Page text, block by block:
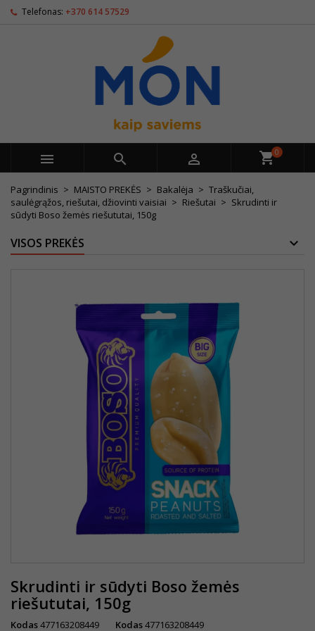
Telefonas: +370 614 57529
   0
Pagrindinis MAISTO PREKĖS Bakalėja
Traškučiai,
saulėgrąžos, riešutai, džiovinti vaisiai
Riešutai
Skrudinti ir
sūdyti Boso žemės riešututai, 150g
VISOS PREKĖS
Skrudinti ir sūdyti Boso žemės
riešututai, 150g
Kodas477163208449 Kodas477163208449